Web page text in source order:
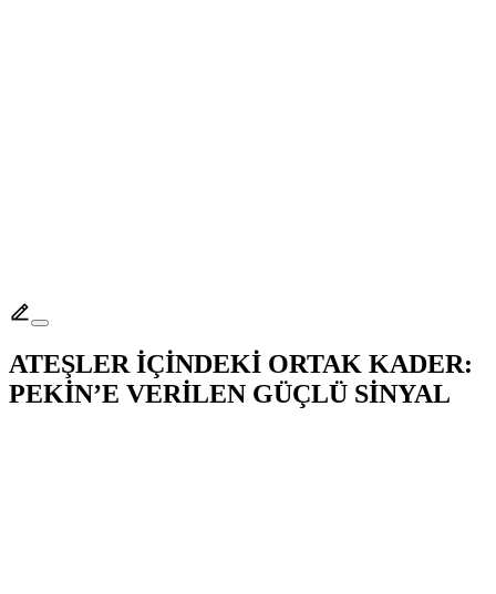
ATEŞLER İÇİNDEKİ ORTAK KADER:
PEKİN’E VERİLEN GÜÇLÜ SİNYAL